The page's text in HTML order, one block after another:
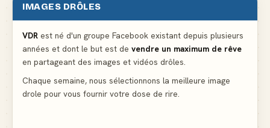
Partager l'addition alors que vous n'avez pris
Le mendiant revient avec un livre de cuisine
IMAGES DRÔLES
VDR est né d'un groupe Facebook existant depuis plusieurs
années et dont le but est de vendre un maximum de rêve
en partageant des images et vidéos drôles.
Chaque semaine, nous sélectionnons la meilleure image
drole pour vous fournir votre dose de rire.